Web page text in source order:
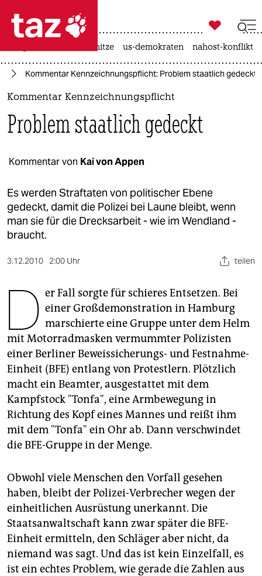
 taz zahl ich
taz zahl ich
politik
öko
gesellschaft
kultur
sport
berlin
nord
wahrheit
verlag
verlag
veranstaltungen
shop
fragen & hilfe
abo
genossenschaft
epaper login

taz zahl ich
hitze us-demokraten nahost-konflikt
Kommentar Kennzeichnungspflicht: Problem staatlich gedeckt
Kommentar Kennzeichnungspflicht
Problem staatlich gedeckt
Kommentar von Kai von Appen
Es werden Straftaten von politischer Ebene
gedeckt, damit die Polizei bei Laune bleibt, wenn
man sie für die Drecksarbeit - wie im Wendland -
braucht.
3.12.2010 2:00 Uhr teilen
D er Fall sorgte für schieres Entsetzen. Bei
einer Großdemonstration in Hamburg
marschierte eine Gruppe unter dem Helm
mit Motorradmasken vermummter Polizisten
einer Berliner Beweissicherungs- und Festnahme-
Einheit (BFE) entlang von Protestlern. Plötzlich
macht ein Beamter, ausgestattet mit dem
Kampfstock "Tonfa", eine Armbewegung in
Richtung des Kopf eines Mannes und reißt ihm
mit dem "Tonfa" ein Ohr ab. Dann verschwindet
die BFE-Gruppe in der Menge.
Obwohl viele Menschen den Vorfall gesehen
haben, bleibt der Polizei-Verbrecher wegen der
einheitlichen Ausrüstung unerkannt. Die
Staatsanwaltschaft kann zwar später die BFE-
Einheit ermitteln, den Schläger aber nicht, da
niemand was sagt. Und das ist kein Einzelfall, es
ist ein echtes Problem, wie gerade die Zahlen aus